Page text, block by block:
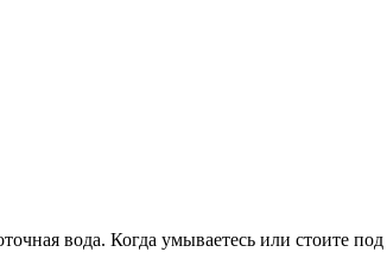
вода. Когда умываетесь или стоите под